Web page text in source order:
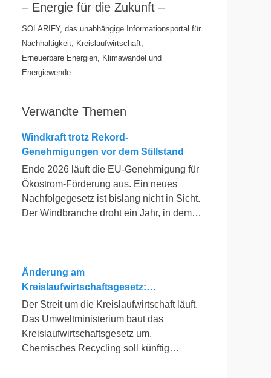
– Energie für die Zukunft –
SOLARIFY, das unabhängige Informationsportal für
Nachhaltigkeit, Kreislaufwirtschaft,
Erneuerbare Energien, Klimawandel und
Energiewende.
Verwandte Themen
Windkraft trotz Rekord-
Genehmigungen vor dem Stillstand
Ende 2026 läuft die EU-Genehmigung für
Ökostrom-Förderung aus. Ein neues
Nachfolgegesetz ist bislang nicht in Sicht.
Der Windbranche droht ein Jahr, in dem
Problem hat die Politik tatsächlich gelöst,
die Verfahren laufen heute deutlich
schneller. Die Halbjahresbilanz der
Branche bestätigt dieses Muster: So viele
Windräder wie nie zuvor wurden
genehmigt, doch im ersten Halbjahr
Änderung am
Kreislaufwirtschaftsgesetz:
Chemisches Recycling soll Lücke
füllen
Der Streit um die Kreislaufwirtschaft läuft.
Das Umweltministerium baut das
Kreislaufwirtschaftsgesetz um.
Chemisches Recycling soll künftig